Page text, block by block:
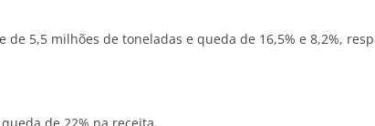
5,5 milhões de toneladas e queda de 16,5% e 8,2%,